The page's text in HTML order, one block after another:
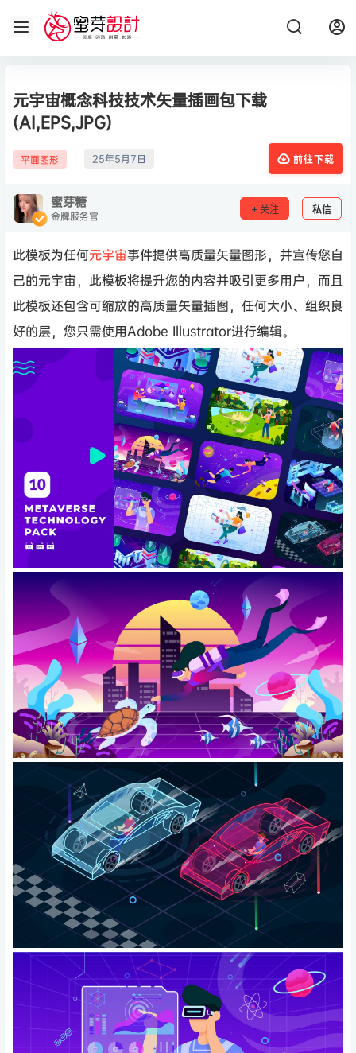
元宇宙概念科技技术矢量插画包下载
(AI,EPS,JPG)
平面图形 25年5月7日 前往下载
蜜芽糖
金牌服务官 关注 私信
此模板为任何元宇宙事件提供高质量矢量图形，并宣传您自
己的元宇宙，此模板将提升您的内容并吸引更多用户，而且
此模板还包含可缩放的高质量矢量插图，任何大小、组织良
好的层，您只需使用Adobe Illustrator进行编辑。